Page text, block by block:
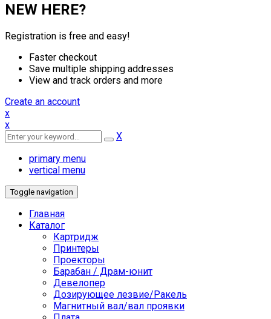
NEW HERE?
Registration is free and easy!
Faster checkout
Save multiple shipping addresses
View and track orders and more
Create an account
x
x
X
primary menu
vertical menu
Toggle navigation
Главная
Каталог
Картридж
Принтеры
Проекторы
Барабан / Драм-юнит
Девелопер
Дозирующее лезвие/Ракель
Магнитный вал/вал проявки